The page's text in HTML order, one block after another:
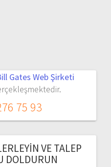
Gates Web Şirketi
75 93
VE TALEP
DOLDURUN